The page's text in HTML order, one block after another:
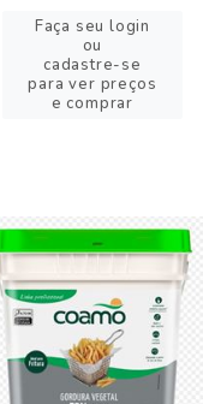
Faça seu login
ou
cadastre-se
para ver preços
e comprar